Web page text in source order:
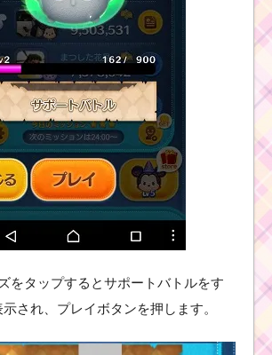
をタップするとサポートバトルをす
され、プレイボタンを押します。